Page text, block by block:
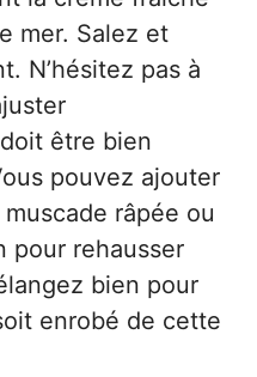
mer. Salez et
N’hésitez pas à
être bien
pouvez ajouter
râpée ou
pour rehausser
bien pour
enrobé de cette